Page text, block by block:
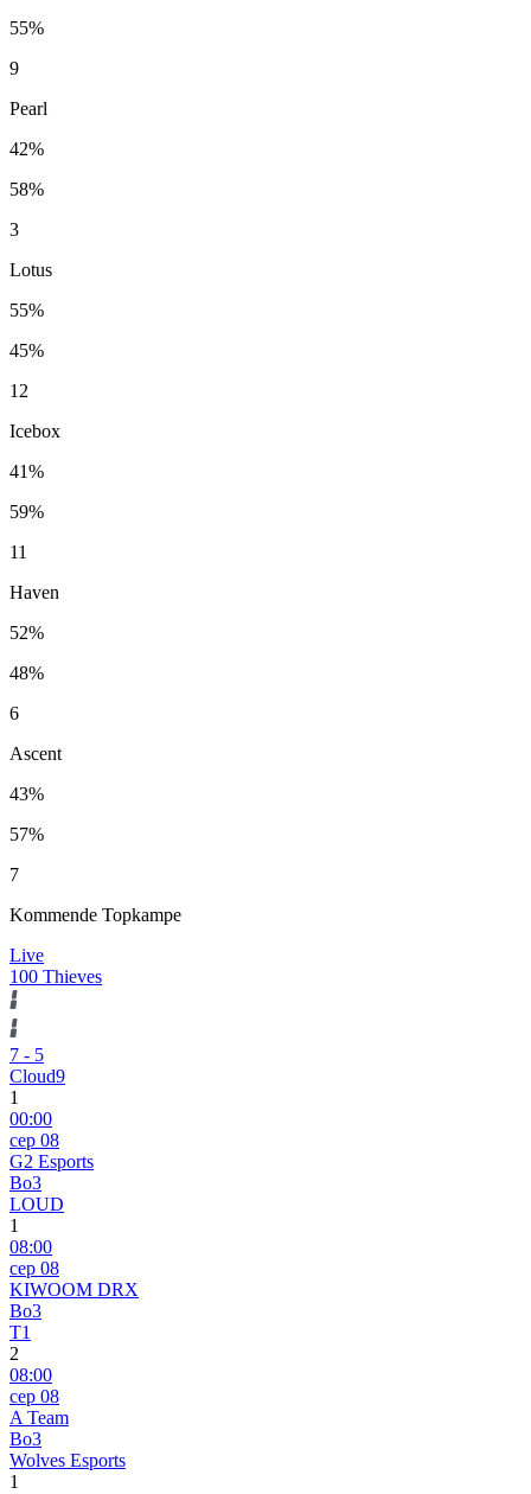
55%
9
Pearl
42%
58%
3
Lotus
55%
45%
12
Icebox
41%
59%
11
Haven
52%
48%
6
Ascent
43%
57%
7
Kommende Topkampe
Live
100 Thieves
7 - 5
Cloud9
1
00:00
сер 08
G2 Esports
Bo3
LOUD
1
08:00
сер 08
KIWOOM DRX
Bo3
T1
2
08:00
сер 08
A Team
Bo3
Wolves Esports
1